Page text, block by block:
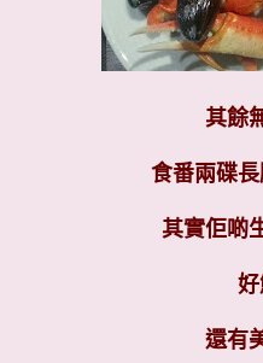
其餘
食番兩碟
其實佢啲
還有